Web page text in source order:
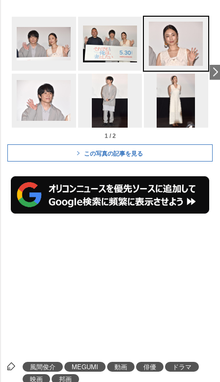
1 / 2
この写真の記事を見る
風間俊介 MEGUMI 動画 俳優
ドラマ
映画
邦画